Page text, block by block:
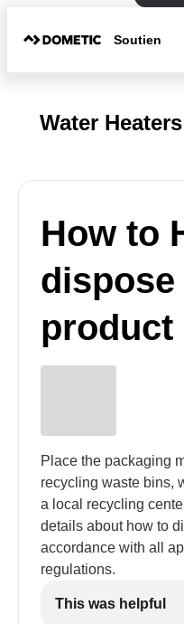
Soutien
Water
How to
dispose
product
Place the packaging
recycling waste bins,
a local recycling
details about how to
accordance with all
regulations.
This was helpful